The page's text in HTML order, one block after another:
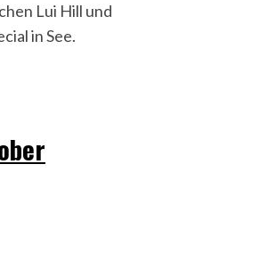
Lui Hill und
in See.